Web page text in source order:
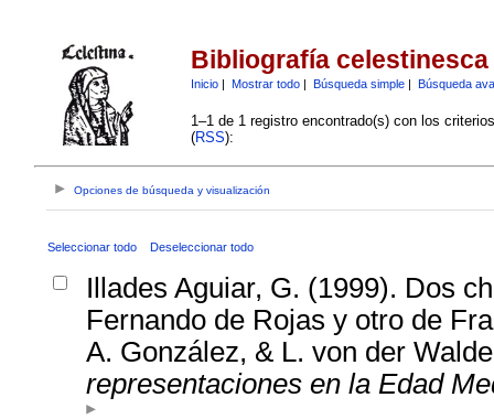
Bibliografía celestinesca
Inicio| Mostrar todo| Búsqueda simple| Búsqueda
1–1 de 1 registro encontrado(s) con los
(RSS):
Opciones de búsqueda y visualización
Seleccionar todo Deseleccionar todo
Illades Aguiar, G. (1999). Dos
Fernando de Rojas y otro de
A. González, & L. von der
representaciones en la Edad